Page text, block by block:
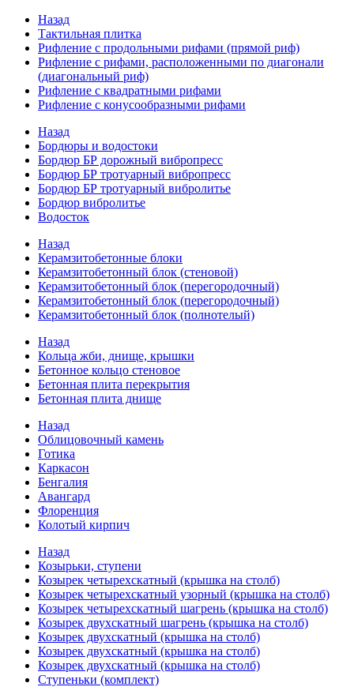
Назад
Тактильная плитка
Рифление с продольными рифами (прямой риф)
Рифление с рифами, расположенными по диагонали
(диагональный риф)
Рифление с квадратными рифами
Рифление с конусообразными рифами
Назад
Бордюры и водостоки
Бордюр БР дорожный вибропресс
Бордюр БР тротуарный вибропресс
Бордюр БР тротуарный вибролитье
Бордюр вибролитье
Водосток
Назад
Керамзитобетонные блоки
Керамзитобетонный блок (стеновой)
Керамзитобетонный блок (перегородочный)
Керамзитобетонный блок (перегородочный)
Керамзитобетонный блок (полнотелый)
Назад
Кольца жби, днище, крышки
Бетонное кольцо стеновое
Бетонная плита перекрытия
Бетонная плита днище
Назад
Облицовочный камень
Готика
Каркасон
Бенгалия
Авангард
Флоренция
Колотый кирпич
Назад
Козырьки, ступени
Козырек четырехскатный (крышка на столб)
Козырек четырехскатный узорный (крышка на столб)
Козырек четырехскатный шагрень (крышка на столб)
Козырек двухскатный шагрень (крышка на столб)
Козырек двухскатный (крышка на столб)
Козырек двухскатный (крышка на столб)
Козырек двухскатный (крышка на столб)
Ступеньки (комплект)